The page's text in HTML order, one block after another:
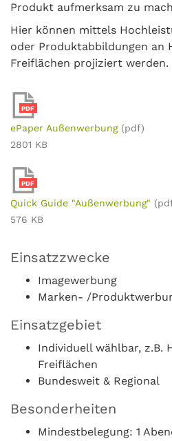
Produkt aufmerksam zu
Hier können mittels
oder Produktabbildungen an
Freiflächen projiziert werden.
PDF
ePaper Außenwerbung (pdf)
2801 KB
PDF
Quick Guide "Außenwerbung"
576 KB
Einsatzzwecke
Imagewerbung
Marken- /
Einsatzgebiet
Individuell wählbar, z.B.
Freiflächen
Bundesweit & Regional
Besonderheiten
Mindestbelegung: 1